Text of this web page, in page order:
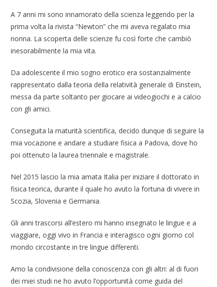
A 7 anni mi sono innamorato della scienza leggendo per la
prima volta la rivista “Newton” che mi aveva regalato mia
nonna. La scoperta delle scienze fu così forte che cambiò
inesorabilmente la mia vita.
Da adolescente il mio sogno erotico era sostanzialmente
rappresentato dalla teoria della relatività generale di Einstein,
messa da parte soltanto per giocare ai videogiochi e a calcio
con gli amici.
Conseguita la maturità scientifica, decido dunque di seguire la
mia vocazione e andare a studiare fisica a Padova, dove ho
poi ottenuto la laurea triennale e magistrale.
Nel 2015 lascio la mia amata Italia per iniziare il dottorato in
fisica teorica, durante il quale ho avuto la fortuna di vivere in
Scozia, Slovenia e Germania.
Gli anni trascorsi all’estero mi hanno insegnato le lingue e a
viaggiare, oggi vivo in Francia e interagisco ogni giorno col
mondo circostante in tre lingue differenti.
Amo la condivisione della conoscenza con gli altri: al di fuori
dei miei studi ne ho avuto l’opportunità come guida del